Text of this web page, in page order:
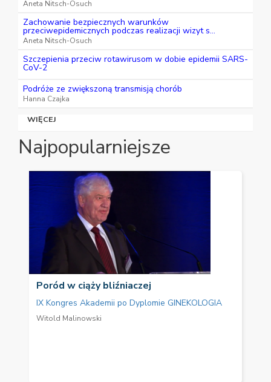
Aneta Nitsch-Osuch
Zachowanie bezpiecznych warunków
przeciwepidemicznych podczas realizacji wizyt s...
Aneta Nitsch-Osuch
Szczepienia przeciw rotawirusom w dobie epidemii SARS-
CoV-2
Podróże ze zwiększoną transmisją chorób
Hanna Czajka
WIĘCEJ
Najpopularniejsze
Poród w ciąży bliźniaczej
IX Kongres Akademii po Dyplomie GINEKOLOGIA
Witold Malinowski